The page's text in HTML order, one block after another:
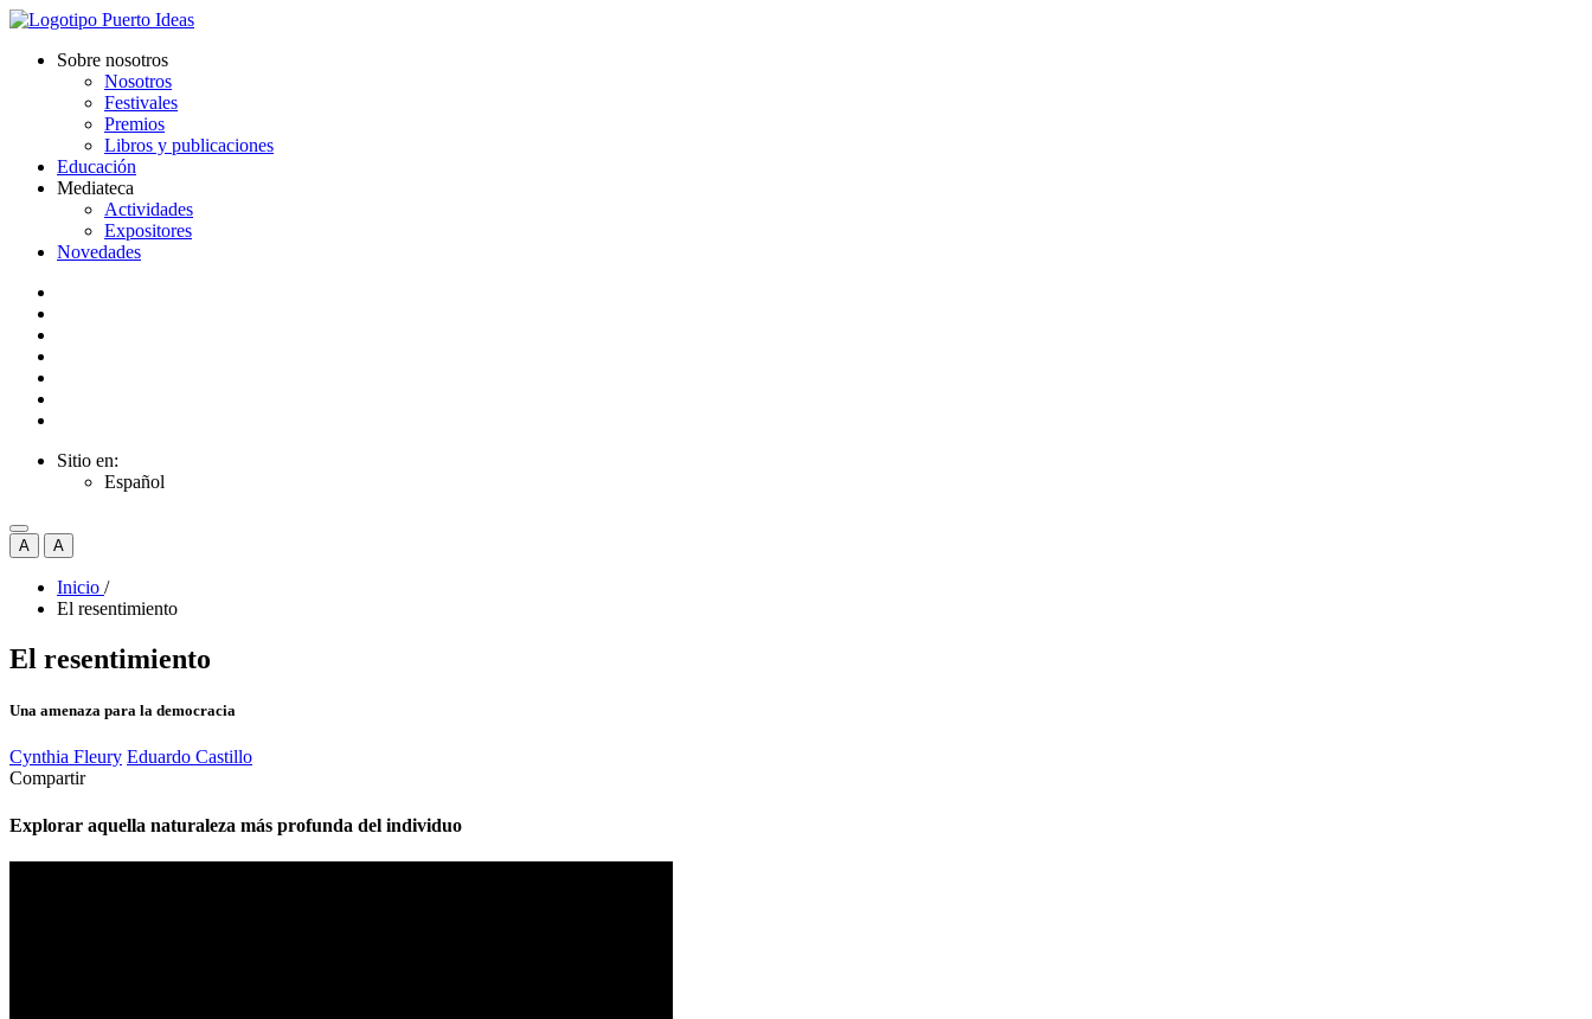
Sobre nosotros
Nosotros
Festivales
Premios
Libros y publicaciones
Educación
Mediateca
Actividades
Expositores
Novedades
Sitio en:
Español
A A
Inicio /
El resentimiento
El resentimiento
Una amenaza para la democracia
Cynthia Fleury Eduardo Castillo
Compartir
Explorar aquella naturaleza más profunda del individuo